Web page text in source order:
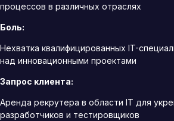
процессов в различных отраслях
Боль:
Нехватка квалифицированных IT-
над инновационными проектами
Запрос клиента:
Аренда рекрутера в области IT для
разработчиков и тестировщиков